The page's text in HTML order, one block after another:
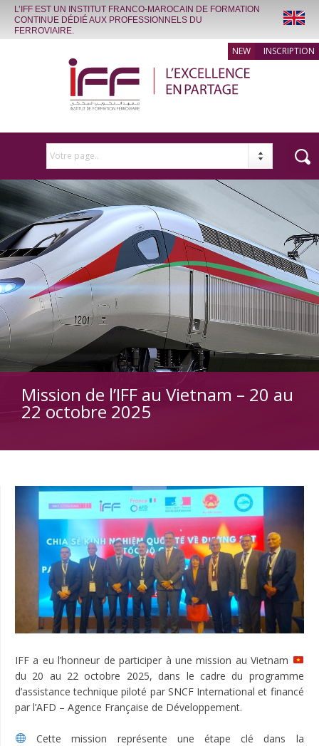
L’IFF EST UN INSTITUT FRANCO-MAROCAIN DE FORMATION
CONTINUE DÉDIÉ AUX PROFESSIONNELS DU
FERROVIAIRE.
INSCRIPTION
Votre page..
Mission de l’IFF au Vietnam – 20 au
22 octobre 2025
IFF a eu l’honneur de participer à une mission au Vietnam
du 20 au 22 octobre 2025, dans le cadre du programme
d’assistance technique piloté par SNCF International et financé
par l’AFD – Agence Française de Développement.
Cette mission représente une étape clé dans la